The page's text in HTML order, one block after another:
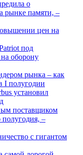
о
рынке памяти, –
цен на
под
оборону
рынка – как
I полугодии
установил
поставщиком
полугодия, –
с гигантом